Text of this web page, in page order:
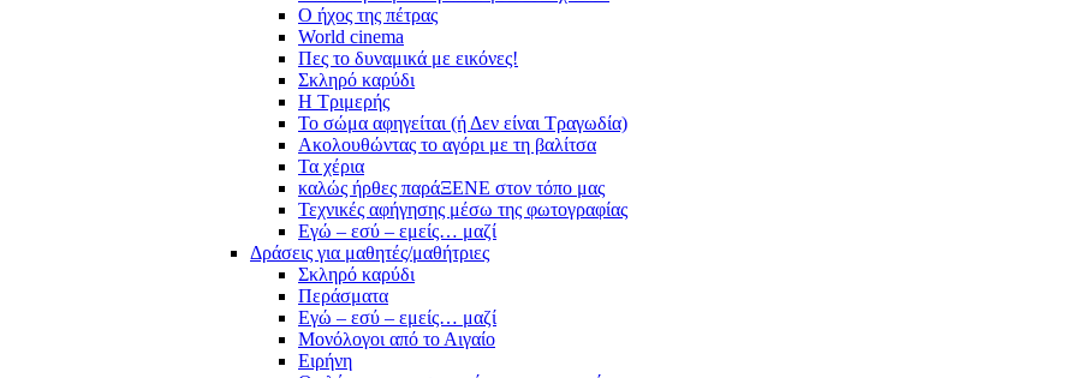
Ο ήχος της πέτρας
World cinema
Πες το δυναμικά με εικόνες!
Σκληρό καρύδι
Η Τριμερής
Το σώμα αφηγείται (ή Δεν είναι Τραγωδία)
Ακολουθώντας το αγόρι με τη βαλίτσα
Τα χέρια
καλώς ήρθες παράΞΕΝΕ στον τόπο μας
Τεχνικές αφήγησης μέσω της φωτογραφίας
Εγώ – εσύ – εμείς… μαζί
Δράσεις για μαθητές/μαθήτριες
Σκληρό καρύδι
Περάσματα
Εγώ – εσύ – εμείς… μαζί
Μονόλογοι από το Αιγαίο
Ειρήνη